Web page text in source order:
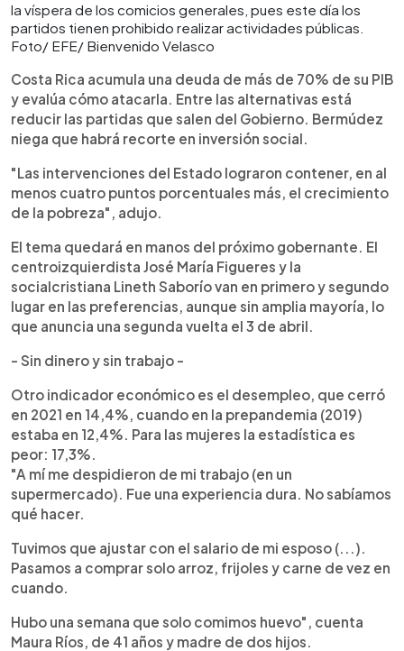
la víspera de los comicios generales, pues este día los
partidos tienen prohibido realizar actividades públicas.
Foto/ EFE/ Bienvenido Velasco
Costa Rica acumula una deuda de más de 70% de su PIB
y evalúa cómo atacarla. Entre las alternativas está
reducir las partidas que salen del Gobierno. Bermúdez
niega que habrá recorte en inversión social.
"Las intervenciones del Estado lograron contener, en al
menos cuatro puntos porcentuales más, el crecimiento
de la pobreza", adujo.
El tema quedará en manos del próximo gobernante. El
centroizquierdista José María Figueres y la
socialcristiana Lineth Saborío van en primero y segundo
lugar en las preferencias, aunque sin amplia mayoría, lo
que anuncia una segunda vuelta el 3 de abril.
- Sin dinero y sin trabajo -
Otro indicador económico es el desempleo, que cerró
en 2021 en 14,4%, cuando en la prepandemia (2019)
estaba en 12,4%. Para las mujeres la estadística es
peor: 17,3%.
"A mí me despidieron de mi trabajo (en un
supermercado). Fue una experiencia dura. No sabíamos
qué hacer.
Tuvimos que ajustar con el salario de mi esposo (...).
Pasamos a comprar solo arroz, frijoles y carne de vez en
cuando.
Hubo una semana que solo comimos huevo", cuenta
Maura Ríos, de 41 años y madre de dos hijos.